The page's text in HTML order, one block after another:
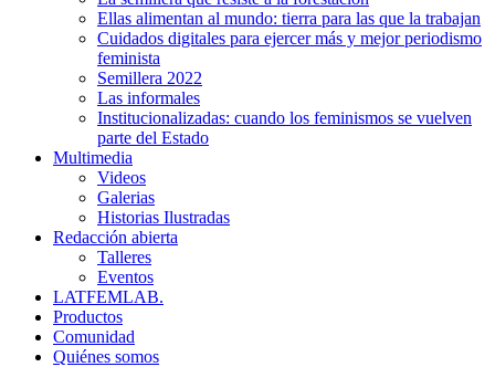
Ellas alimentan al mundo: tierra para las que la trabajan
Cuidados digitales para ejercer más y mejor periodismo
feminista
Semillera 2022
Las informales
Institucionalizadas: cuando los feminismos se vuelven
parte del Estado
Multimedia
Videos
Galerias
Historias Ilustradas
Redacción abierta
Talleres
Eventos
LATFEMLAB.
Productos
Comunidad
Quiénes somos